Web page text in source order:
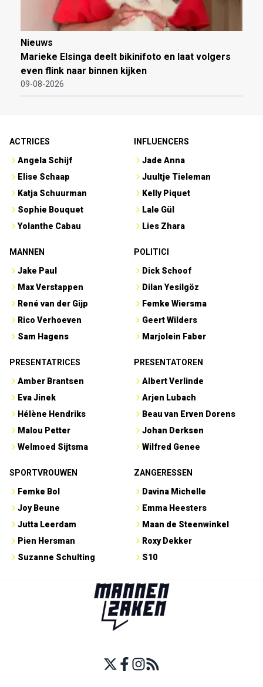
Nieuws
Marieke Elsinga deelt bikinifoto en laat volgers
even flink naar binnen kijken
09-08-2026
ACTRICES
Angela Schijf
Elise Schaap
Katja Schuurman
Sophie Bouquet
Yolanthe Cabau
INFLUENCERS
Jade Anna
Juultje Tieleman
Kelly Piquet
Lale Gül
Lies Zhara
MANNEN
Jake Paul
Max Verstappen
René van der Gijp
Rico Verhoeven
Sam Hagens
POLITICI
Dick Schoof
Dilan Yesilgöz
Femke Wiersma
Geert Wilders
Marjolein Faber
PRESENTATRICES
Amber Brantsen
Eva Jinek
Hélène Hendriks
Malou Petter
Welmoed Sijtsma
PRESENTATOREN
Albert Verlinde
Arjen Lubach
Beau van Erven Dorens
Johan Derksen
Wilfred Genee
SPORTVROUWEN
Femke Bol
Joy Beune
Jutta Leerdam
Pien Hersman
Suzanne Schulting
ZANGERESSEN
Davina Michelle
Emma Heesters
Maan de Steenwinkel
Roxy Dekker
S10